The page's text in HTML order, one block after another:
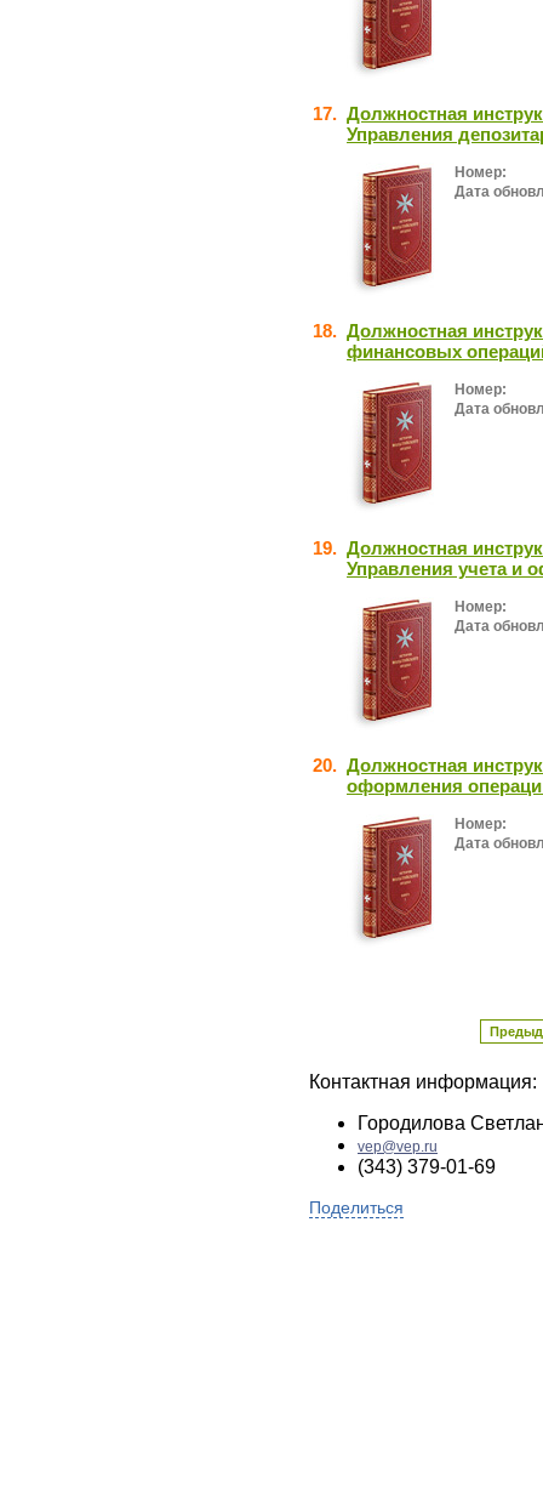
17. Должностная
Управления
Номер:
Дата
18. Должностная
финансовых
Номер:
Дата
19. Должностная
Управления учета и
Номер:
Дата
20. Должностная
оформления
Номер:
Дата
Контактная информация:
Городилова
vep@vep.ru
(343) 379-01-69
Поделиться